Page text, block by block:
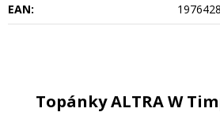
EAN:
Topánky ALTRA W